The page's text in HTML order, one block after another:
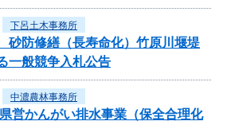
下呂土木事務所
砂防修繕（長寿命化）竹原川堰堤
般競争入札公告
中濃農林事務所
営かんがい排水事業（保全合理化